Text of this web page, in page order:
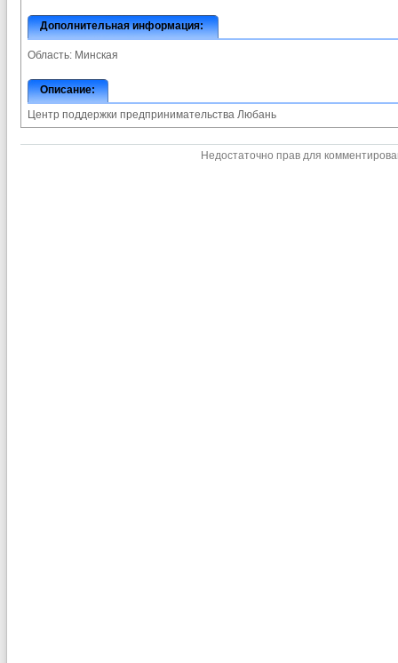
Дополнительная информация:
Область: Минская
Описание:
Центр поддержки предпринимательства Любань
Недостаточно прав для